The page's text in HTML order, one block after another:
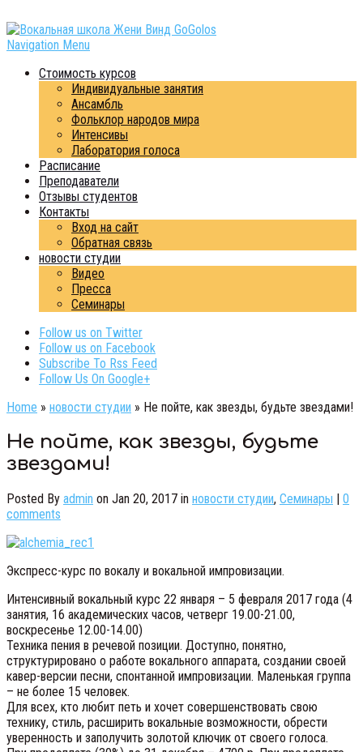
Navigation Menu
Стоимость курсов
Индивидуальные занятия
Ансамбль
Фольклор народов мира
Интенсивы
Лаборатория голоса
Расписание
Преподаватели
Отзывы студентов
Контакты
Вход на сайт
Обратная связь
новости студии
Видео
Пресса
Семинары
Follow us on Twitter
Follow us on Facebook
Subscribe To Rss Feed
Follow Us On Google+
Home » новости студии » Не пойте, как звезды, будьте звездами!
Не пойте, как звезды, будьте
звездами!
Posted By admin on Jan 20, 2017 in новости студии, Семинары | 0
comments
Экспресс-курс по вокалу и вокальной импровизации.
Интенсивный вокальный курс 22 января – 5 февраля 2017 года (4
занятия, 16 академических часов, четверг 19.00-21.00,
воскресенье 12.00-14.00)
Техника пения в речевой позиции. Доступно, понятно,
структурировано о работе вокального аппарата, создании своей
кавер-версии песни, спонтанной импровизации. Маленькая группа
– не более 15 человек.
Для всех, кто любит петь и хочет совершенствовать свою
технику, стиль, расширить вокальные возможности, обрести
уверенность и заполучить золотой ключик от своего голоса.